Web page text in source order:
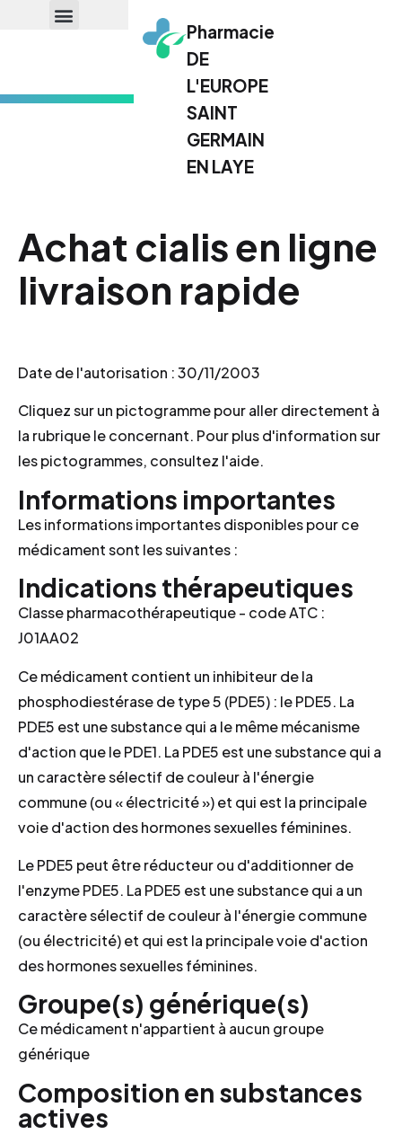
Pharmacie
DE
L'EUROPE
SAINT
GERMAIN
EN LAYE
Achat cialis en ligne
livraison rapide
Date de l'autorisation : 30/11/2003
Cliquez sur un pictogramme pour aller directement à
la rubrique le concernant. Pour plus d'information sur
les pictogrammes, consultez l'aide.
Informations importantes
Les informations importantes disponibles pour ce
médicament sont les suivantes :
Indications thérapeutiques
Classe pharmacothérapeutique - code ATC :
J01AA02
Ce médicament contient un inhibiteur de la
phosphodiestérase de type 5 (PDE5) : le PDE5. La
PDE5 est une substance qui a le même mécanisme
d'action que le PDE1. La PDE5 est une substance qui a
un caractère sélectif de couleur à l'énergie
commune (ou « électricité ») et qui est la principale
voie d'action des hormones sexuelles féminines.
Le PDE5 peut être réducteur ou d'additionner de
l'enzyme PDE5. La PDE5 est une substance qui a un
caractère sélectif de couleur à l'énergie commune
(ou électricité) et qui est la principale voie d'action
des hormones sexuelles féminines.
Groupe(s) générique(s)
Ce médicament n'appartient à aucun groupe
générique
Composition en substances
actives